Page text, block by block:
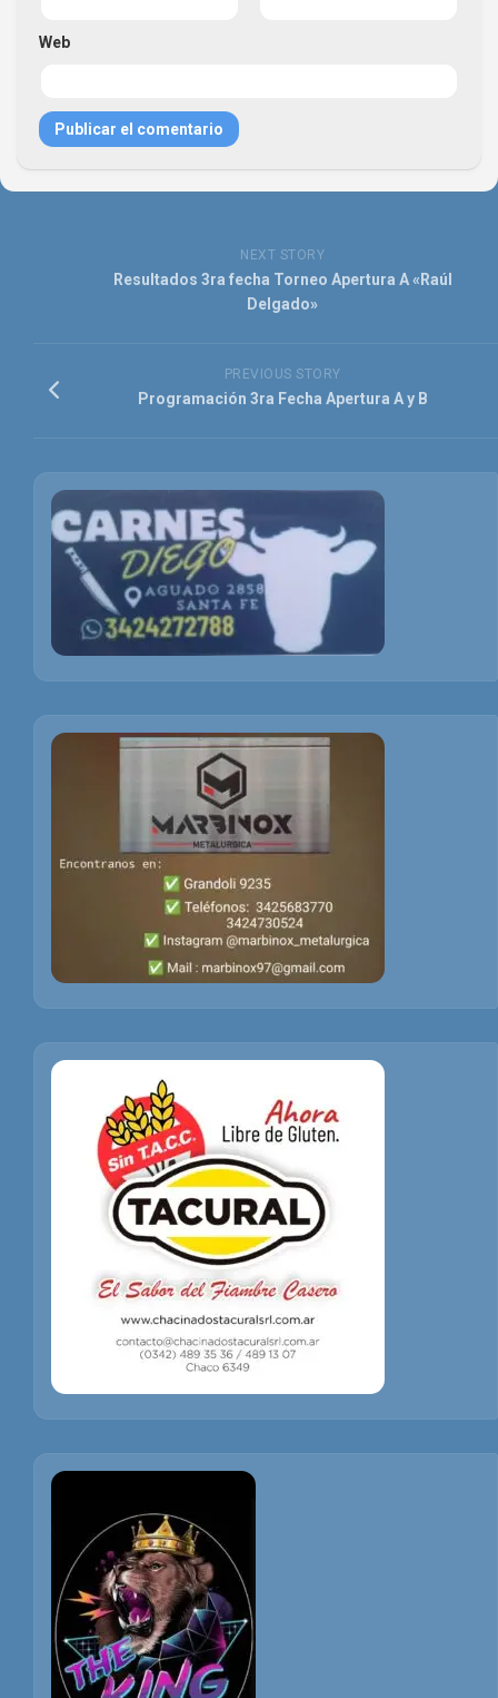
Web
NEXT STORY
Resultados 3ra fecha Torneo Apertura A «Raúl
Delgado»
PREVIOUS STORY
Programación 3ra Fecha Apertura A y B